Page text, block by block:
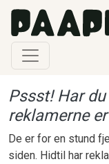
Gå til hovedindhold
Pssst! Har
reklamerne
De er for en stund
siden. Hidtil har